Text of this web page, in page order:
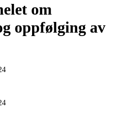
om
oppfølging av